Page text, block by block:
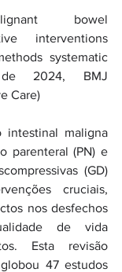
bowel
interventions
systematic
2024, BMJ
Care)
intestinal maligna
parenteral (PN) e
(GD)
cruciais,
nos desfechos
de vida
Esta revisão
47 estudos